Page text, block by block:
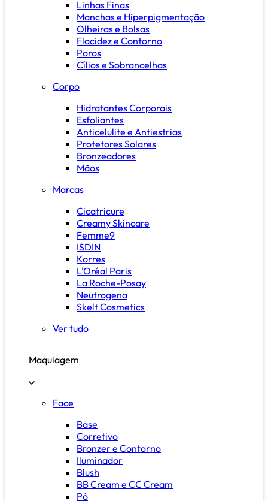
Linhas Finas
Manchas e Hiperpigmentação
Olheiras e Bolsas
Flacidez e Contorno
Poros
Cílios e Sobrancelhas
Corpo
Hidratantes Corporais
Esfoliantes
Anticelulite e Antiestrias
Protetores Solares
Bronzeadores
Mãos
Marcas
Cicatricure
Creamy Skincare
Femme9
ISDIN
Korres
L'Oréal Paris
La Roche-Posay
Neutrogena
Skelt Cosmetics
Ver tudo
Maquiagem
Face
Base
Corretivo
Bronzer e Contorno
Iluminador
Blush
BB Cream e CC Cream
Pó